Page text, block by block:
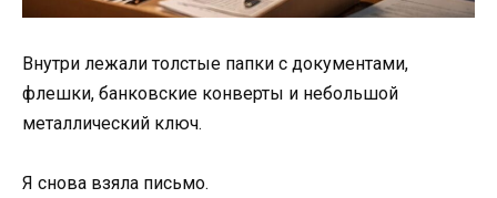
Внутри лежали толстые папки с документами,
флешки, банковские конверты и небольшой
металлический ключ.
Я снова взяла письмо.